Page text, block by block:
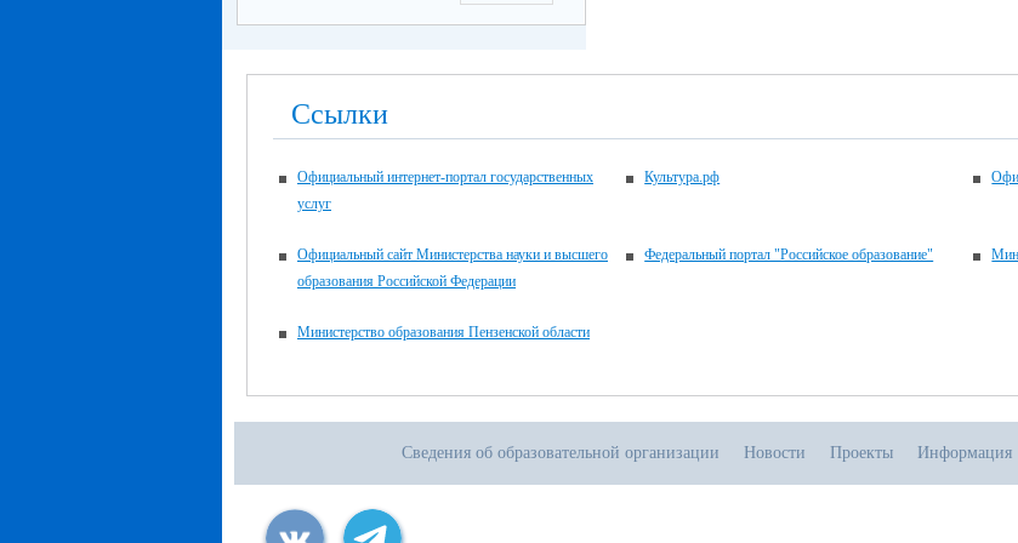
Ссылки
Официальный интернет-портал государственных
услуг
Культура.рф
Официальный сайт Министерства науки и высшего
образования Российской Федерации
Федеральный портал "Российское образование"
Министерство образования Пензенской области
Сведения об образовательной организации Новости Проекты Информация